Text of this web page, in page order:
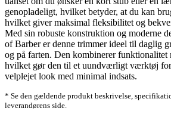
genopladeligt, hvilket betyder, at du kan
hvilket giver maksimal fleksibilitet og
Med sin robuste konstruktion og moderne
of Barber er denne trimmer ideel til daglig
og på farten. Den kombinerer funktionalitet
hvilket gør den til et uundværligt værktøj for
velplejet look med minimal indsats.
* Se den gældende produkt beskrivelse,
leverandørens side.